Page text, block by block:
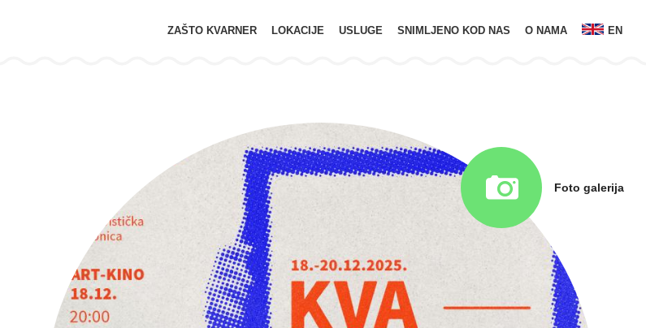
ZAŠTO KVARNER LOKACIJE USLUGE SNIMLJENO KOD NAS O NAMA EN
Foto galerija